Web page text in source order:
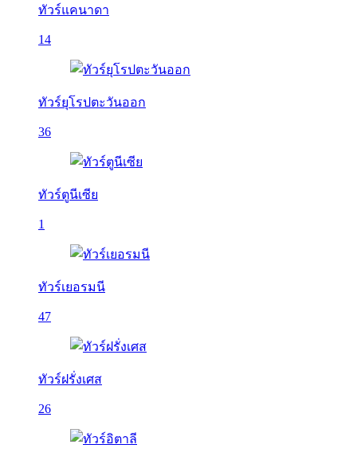
ทัวร์แคนาดา
14
ทัวร์ยุโรปตะวันออก
36
ทัวร์ตูนีเซีย
1
ทัวร์เยอรมนี
47
ทัวร์ฝรั่งเศส
26